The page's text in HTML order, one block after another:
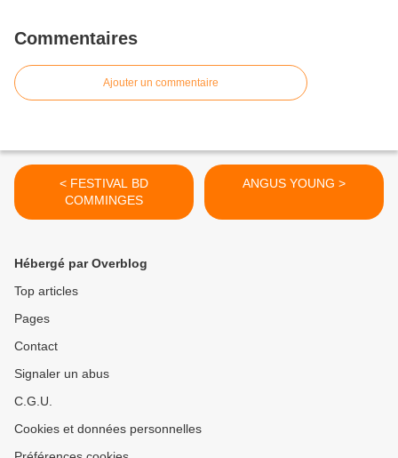
Commentaires
Ajouter un commentaire
< FESTIVAL BD
COMMINGES
ANGUS YOUNG >
Hébergé par Overblog
Top articles
Pages
Contact
Signaler un abus
C.G.U.
Cookies et données personnelles